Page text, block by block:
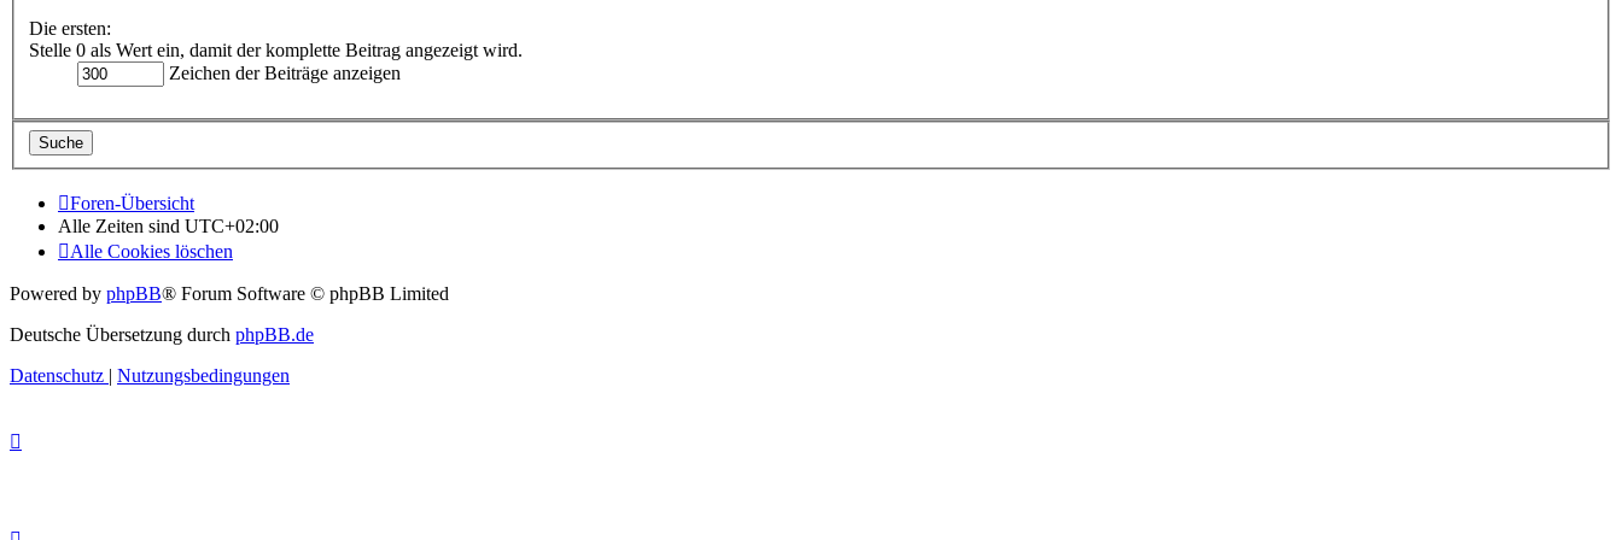
Die ersten:
Stelle 0 als Wert ein, damit der komplette Beitrag angezeigt wird.
Zeichen der Beiträge anzeigen
Foren-Übersicht
Alle Zeiten sind UTC+02:00
Alle Cookies löschen
Powered by phpBB® Forum Software © phpBB Limited
Deutsche Übersetzung durch phpBB.de
Datenschutz | Nutzungsbedingungen